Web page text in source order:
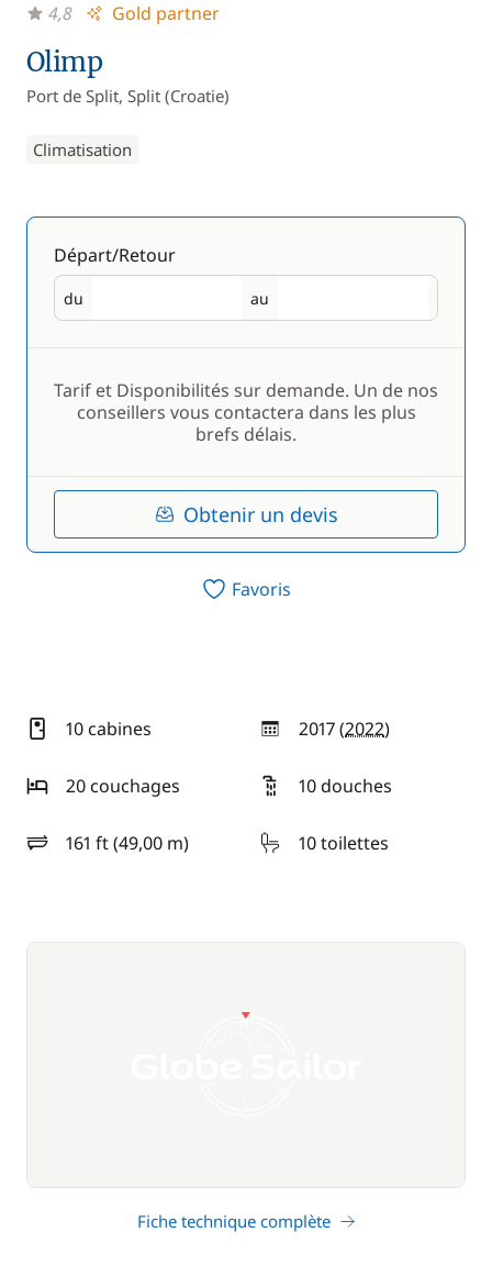
Olimp
Port de Split, Split (Croatie)
Climatisation
4,8 Gold partner
Départ/Retour
du
Départ au
Retour
Tarif et Disponibilités sur demande. Un de nos
conseillers vous contactera dans les plus
brefs délais.
Obtenir un devis
Favoris
10 cabines 2017 (2022)
année
20 couchages
10 douches
161 ft (49,00 m)
longueur 10 toilettes
Fiche technique complète